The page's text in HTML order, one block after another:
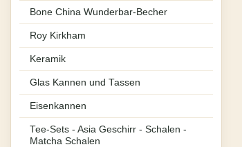
Bone China Wunderbar-Becher
Roy Kirkham
Keramik
Glas Kannen und Tassen
Eisenkannen
Tee-Sets - Asia Geschirr - Schalen -
Matcha Schalen